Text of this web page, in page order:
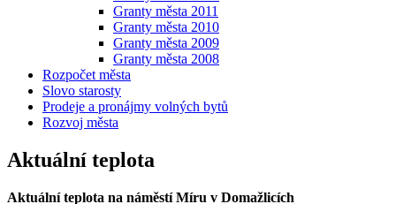
Granty města 2011
Granty města 2010
Granty města 2009
Granty města 2008
Rozpočet města
Slovo starosty
Prodeje a pronájmy volných bytů
Rozvoj města
Aktuální teplota
Aktuální teplota na náměstí Míru v Domažlicích